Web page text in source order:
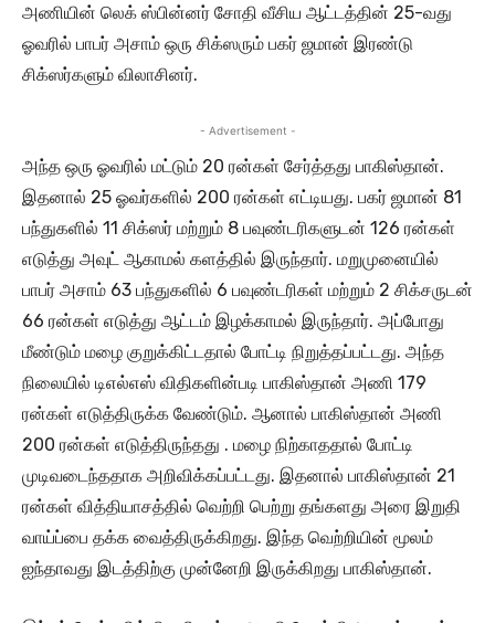
அணியின் லெக் ஸ்பின்னர் சோதி வீசிய ஆட்டத்தின் 25-வது
ஓவரில் பாபர் அசாம் ஒரு சிக்ஸரும் பகர் ஜமான் இரண்டு
சிக்ஸர்களும் விலாசினர்.
- Advertisement -
அந்த ஒரு ஓவரில் மட்டும் 20 ரன்கள் சேர்த்தது பாகிஸ்தான்.
இதனால் 25 ஓவர்களில் 200 ரன்கள் எட்டியது. பகர் ஜமான் 81
பந்துகளில் 11 சிக்ஸர் மற்றும் 8 பவுண்டரிகளுடன் 126 ரன்கள்
எடுத்து அவுட் ஆகாமல் களத்தில் இருந்தார். மறுமுனையில்
பாபர் அசாம் 63 பந்துகளில் 6 பவுண்டரிகள் மற்றும் 2 சிக்சருடன்
66 ரன்கள் எடுத்து ஆட்டம் இழக்காமல் இருந்தார். அப்போது
மீண்டும் மழை குறுக்கிட்டதால் போட்டி நிறுத்தப்பட்டது. அந்த
நிலையில் டிஎல்எஸ் விதிகளின்படி பாகிஸ்தான் அணி 179
ரன்கள் எடுத்திருக்க வேண்டும். ஆனால் பாகிஸ்தான் அணி
200 ரன்கள் எடுத்திருந்தது . மழை நிற்காததால் போட்டி
முடிவடைந்ததாக அறிவிக்கப்பட்டது. இதனால் பாகிஸ்தான் 21
ரன்கள் வித்தியாசத்தில் வெற்றி பெற்று தங்களது அரை இறுதி
வாய்ப்பை தக்க வைத்திருக்கிறது. இந்த வெற்றியின் மூலம்
ஐந்தாவது இடத்திற்கு முன்னேறி இருக்கிறது பாகிஸ்தான்.